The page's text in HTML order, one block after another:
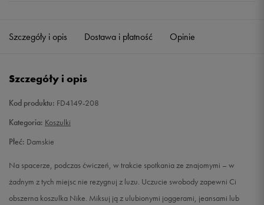
Szczegóły i opis Dostawa i płatność Opinie
Szczegóły i opis
Kod produktu: FD4149-208
Kategoria: Koszulki
Płeć: Damskie
Na spacerze, podczas ćwiczeń, w trakcie spotkania ze znajomymi – w
żadnym z tych miejsc nie rezygnuj z luzu. Uczucie swobody zapewni Ci
obszerna koszulka Nike. Miksuj ją z ulubionymi joggerami, jeansami lub